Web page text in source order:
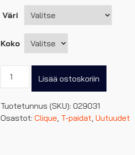
Väri
Koko
T
määrä
Lisää ostoskoriin
Tuotetunnus (SKU): 029031
Osastot: Clique T-paidat Uutuudet